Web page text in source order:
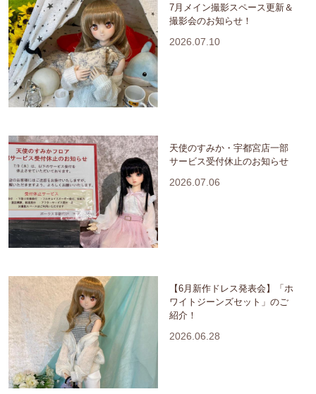
7月メイン撮影スペース更新＆
撮影会のお知らせ！
2026.07.10
天使のすみか・宇都宮店一部
サービス受付休止のお知らせ
2026.07.06
【6月新作ドレス発表会】「ホ
ワイトジーンズセット」のご
紹介！
2026.06.28